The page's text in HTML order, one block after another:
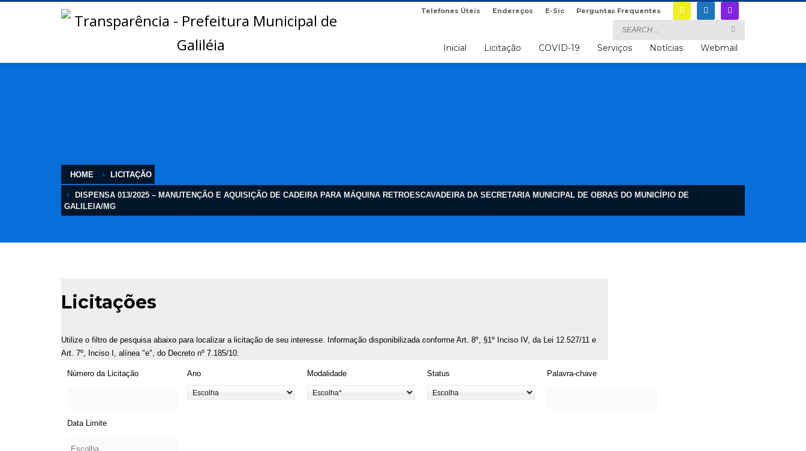
Telefones Úteis Endereços E-Sic Perguntas Frequentes
Inicial Licitação COVID-19 Serviços Notícias Webmail
HOME LICITAÇÃO
DISPENSA 013/2025 – MANUTENÇÃO E AQUISIÇÃO DE CADEIRA PARA MÁQUINA RETROESCAVADEIRA DA SECRETARIA MUNICIPAL DE OBRAS DO MUNICÍPIO DE
GALILEIA/MG
Licitações
Utilize o filtro de pesquisa abaixo para localizar a licitação de seu interesse. Informação disponibilizada conforme Art. 8º, §1º Inciso IV, da Lei 12.527/11 e
Art. 7º, Inciso I, alínea "e", do Decreto nº 7.185/10.
Número da Licitação Ano Modalidade Status Palavra-chave
Data Limite